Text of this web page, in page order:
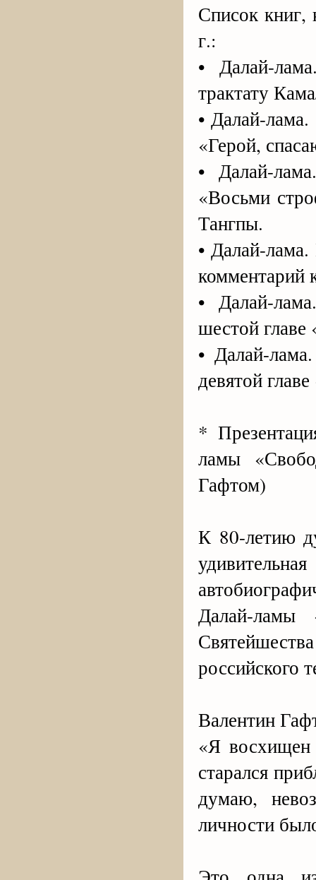
Список книг,
г.:
• Далай-
трактату
• Далай-
«Герой,
• Далай-
«Восьми
Тангпы.
• Далай-
комментарий
• Далай-
шестой
• Далай-
девятой
*
ламы
Гафтом)
К 80-летию
Далай-ламы
российского
Валентин
«Я восхищен
старался
думаю,
личности